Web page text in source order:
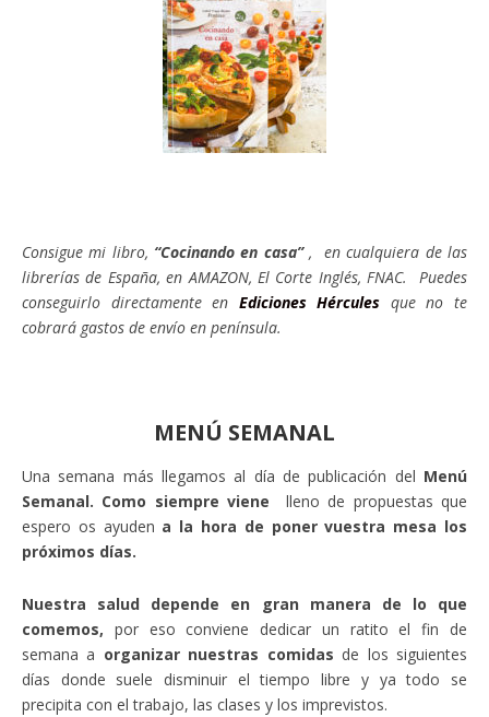
Consigue mi libro, “Cocinando en casa”, en cualquiera de las
librerías de España, en AMAZON, El Corte Inglés, FNAC. Puedes
conseguirlo directamente en Ediciones Hércules que no te
cobrará gastos de envío en península.
MENÚ SEMANAL
Una semana más llegamos al día de publicación del Menú
Semanal. Como siempre viene lleno de propuestas que
espero os ayuden a la hora de poner vuestra mesa los
próximos días.
Nuestra salud depende en gran manera de lo que
comemos, por eso conviene dedicar un ratito el fin de
semana a organizar nuestras comidas de los siguientes
días donde suele disminuir el tiempo libre y ya todo se
precipita con el trabajo, las clases y los imprevistos.